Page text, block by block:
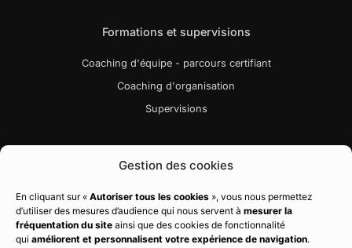
Gestion des cookies
En cliquant sur « Autoriser tous les cookies », vous nous permettez
d’utiliser des mesures d’audience qui nous servent à mesurer la
fréquentation du site ainsi que des cookies de fonctionnalité
qui améliorent et personnalisent votre expérience de navigation.
Formations et supervisions
Coaching d'équipe - parcours certifiant
Coaching d'organisation
Supervisions
Liens utiles
Bibliographie
Charte qualité
Règlement intérieur